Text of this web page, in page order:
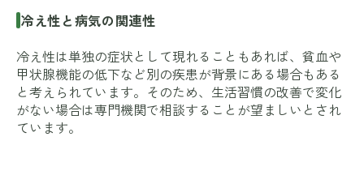
冷え性と病気の関連性
冷え性は単独の症状として現れることもあれば、貧血や
甲状腺機能の低下など別の疾患が背景にある場合もある
と考えられています。そのため、生活習慣の改善で変化
がない場合は専門機関で相談することが望ましいとされ
ています。